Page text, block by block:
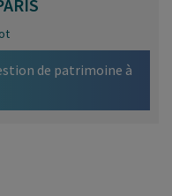
de patrimoine à